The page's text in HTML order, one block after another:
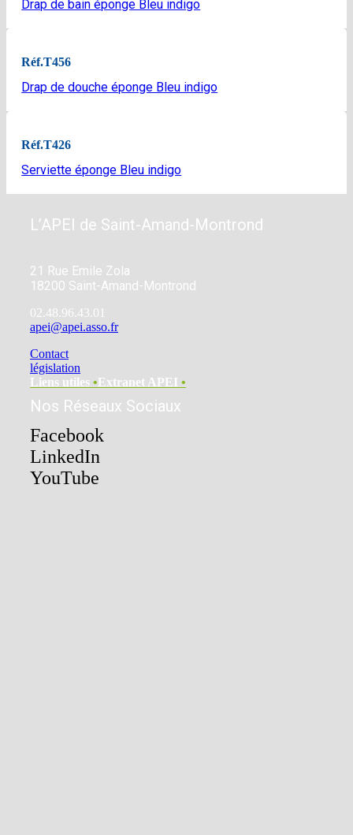
Drap de bain éponge Bleu indigo
Réf.T456
Drap de douche éponge Bleu indigo
Réf.T426
Serviette éponge Bleu indigo
L’APEI de Saint-Amand-Montrond
21 Rue Emile Zola
18200 Saint-Amand-Montrond
02.48.96.43.01
apei@apei.asso.fr
Contact
législation
Liens utiles •Extranet APEI •
Nos Réseaux Sociaux
Facebook
LinkedIn
YouTube